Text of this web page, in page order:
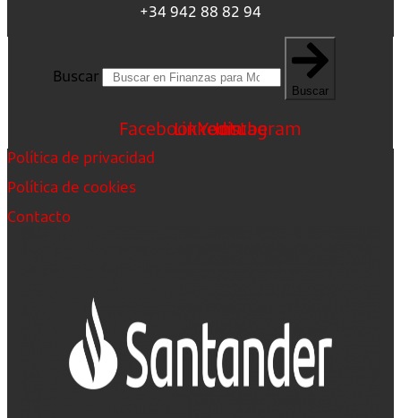
+34 942 88 82 94
Buscar
Buscar
FacebookLinkedin
Youtube
Instagram
Política de privacidad
Política de cookies
Contacto